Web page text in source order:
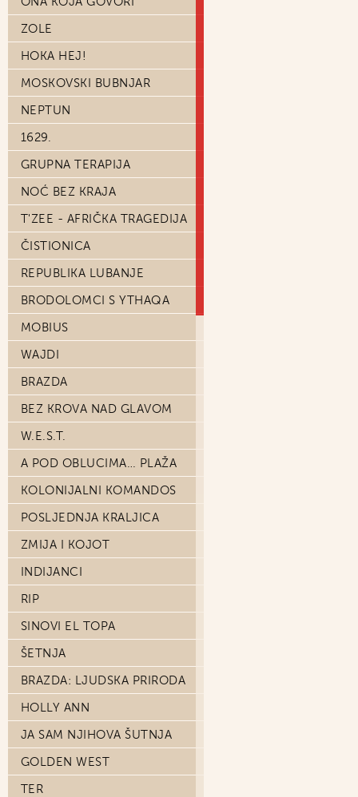
ZOLE
HOKA HEJ!
MOSKOVSKI BUBNJAR
NEPTUN
1629.
GRUPNA TERAPIJA
NOĆ BEZ KRAJA
T'ZEE - AFRIČKA TRAGEDIJA
ČISTIONICA
REPUBLIKA LUBANJE
BRODOLOMCI S YTHAQA
MOBIUS
WAJDI
BRAZDA
BEZ KROVA NAD GLAVOM
W.E.S.T.
A POD OBLUCIMA… PLAŽA
KOLONIJALNI KOMANDOS
POSLJEDNJA KRALJICA
ZMIJA I KOJOT
INDIJANCI
RIP
SINOVI EL TOPA
ŠETNJA
BRAZDA: LJUDSKA PRIRODA
HOLLY ANN
JA SAM NJIHOVA ŠUTNJA
GOLDEN WEST
TER